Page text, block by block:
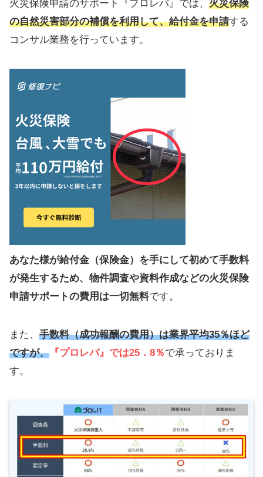
火災保険申請のサポート『プロレバ』では、 火災保険
の自然災害部分の補償を利用して、給付金を申請する
コンサル業務を行っています。
あなた様が給付金（保険金）を手にして初めて手数料
が発生するため、物件調査や資料作成などの火災保険
申請サポートの費用は一切無料です。
また、 手数料（成功報酬の費用）は業界平均35％ほど
ですが、 『プロレバ』では25．8％で承っておりま
す。